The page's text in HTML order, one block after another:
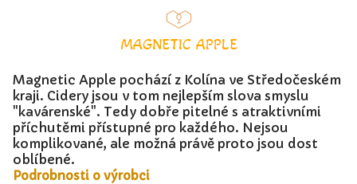
MAGNETIC APPLE
Magnetic Apple pochází z Kolína ve Středočeském
kraji. Cidery jsou v tom nejlepším slova smyslu
"kavárenské". Tedy dobře pitelné s atraktivními
příchutěmi přístupné pro každého. Nejsou
komplikované, ale možná právě proto jsou dost
oblíbené.
Podrobnosti o výrobci